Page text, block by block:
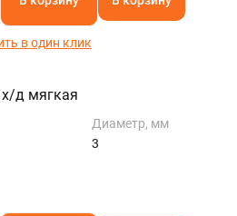
в один клик
д мягкая
Диаметр, мм
3